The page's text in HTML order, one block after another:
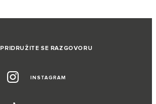
PRIDRUŽITE SE RAZGOVORU
INSTAGRAM